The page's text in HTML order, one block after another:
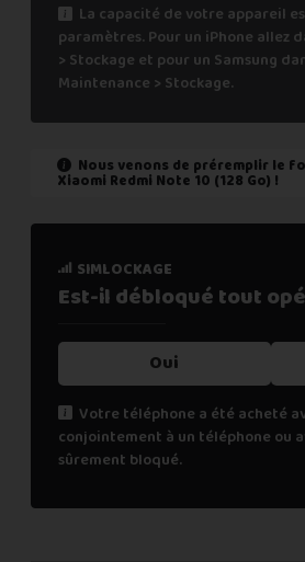
La capacité de votre appareil
paramètres. Pour un iPhone allez
> Stockage et pour un Samsung
Maintenance > Stockage.
Nous venons de préremplir le
Xiaomi Redmi Note 10 (128 Go) !
simlockage
Est-il débloqué tout
Oui
Votre téléphone a été acheté
conjointement à un téléphone ou
sûrement bloqué.
état de marche
Est-il fonctionnel ?
Non
Cochez "non" si une des
les appels téléphoniques ne